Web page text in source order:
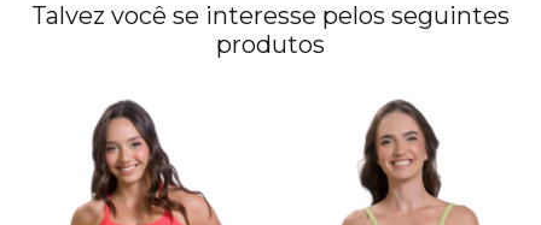
Talvez você se interesse pelos seguintes
produtos